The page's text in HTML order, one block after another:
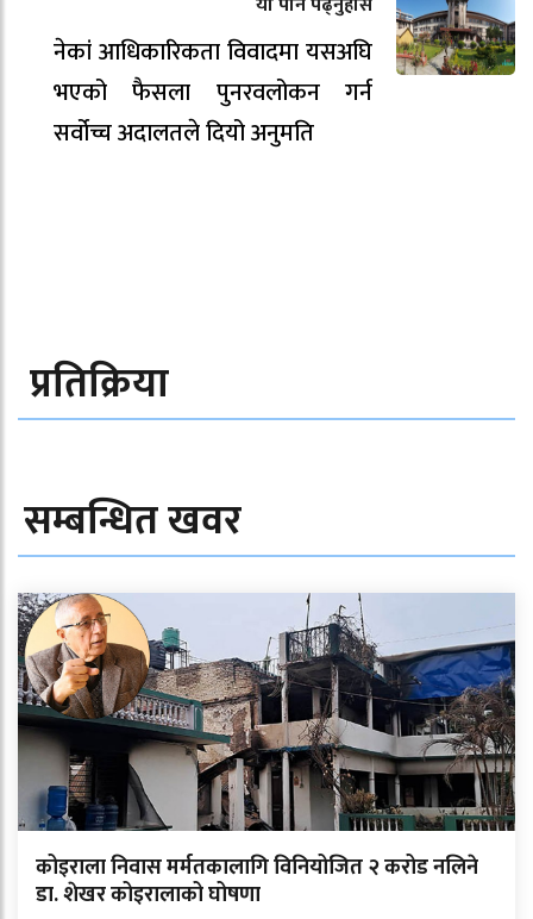
नेकां आधिकारिकता विवादमा यसअघि
भएको फैसला पुनरवलोकन गर्न
सर्वोच्च अदालतले दियो अनुमति
प्रतिक्रिया
सम्बन्धित खवर
कोइराला निवास मर्मतकालागि विनियोजित २ करोड नलिने
डा. शेखर कोइरालाको घोषणा